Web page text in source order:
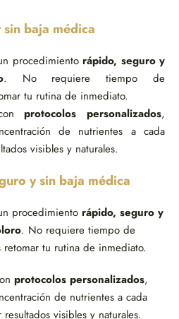
baja médica
procedimiento rápido, seguro y
. No requiere tiempo de
tu rutina de inmediato.
protocolos personalizados,
de nutrientes a cada
visibles y naturales.
y sin baja médica
procedimiento rápido, seguro y
. No requiere tiempo de
tu rutina de inmediato.
protocolos personalizados,
de nutrientes a cada
visibles y naturales.